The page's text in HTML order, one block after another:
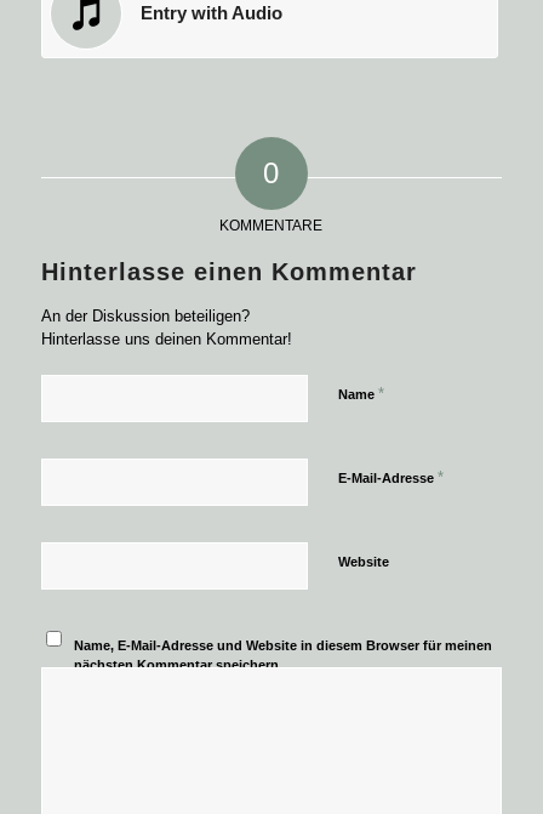
Entry with Audio
0
KOMMENTARE
Hinterlasse einen Kommentar
An der Diskussion beteiligen?
Hinterlasse uns deinen Kommentar!
Name *
E-Mail-Adresse *
Website
Name, E-Mail-Adresse und Website in diesem Browser für meinen
nächsten Kommentar speichern.